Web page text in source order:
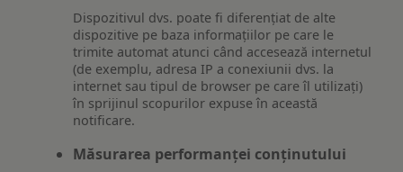
Dispozitivul dvs. poate fi diferențiat de alte
dispozitive pe baza informațiilor pe care le
trimite automat atunci când accesează internetul
(de exemplu, adresa IP a conexiunii dvs. la
internet sau tipul de browser pe care îl utilizați)
în sprijinul scopurilor expuse în această
notificare.
Măsurarea performanței conținutului